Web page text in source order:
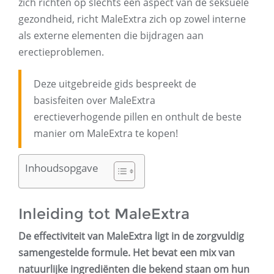
gezondheid, richt MaleExtra zich op zowel interne
als externe elementen die bijdragen aan
erectieproblemen.
Deze uitgebreide gids bespreekt de
basisfeiten over MaleExtra
erectieverhogende pillen en onthult de beste
manier om MaleExtra te kopen!
Inhoudsopgave
Inleiding tot MaleExtra
De effectiviteit van MaleExtra ligt in de zorgvuldig
samengestelde formule. Het bevat een mix van
natuurlijke ingrediënten die bekend staan ​​om hun